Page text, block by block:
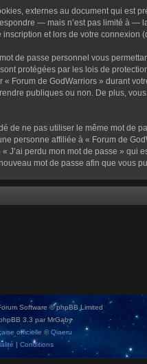
externes au document qui est
— mais n’est pas limité à —
et lors de votre connexion
de passe personnel vous
protégées par les lois de
Forum de GodWarriors » durant
publiques ou non. De plus,
ne pas utiliser le même mot de
personne affiliée à « Forum de
perdu mon mot de passe »
mot de passe afin que vous
Software © phpBB Limited
3.3 par MrGaby
officielle ©Qiaeru
| Conditions